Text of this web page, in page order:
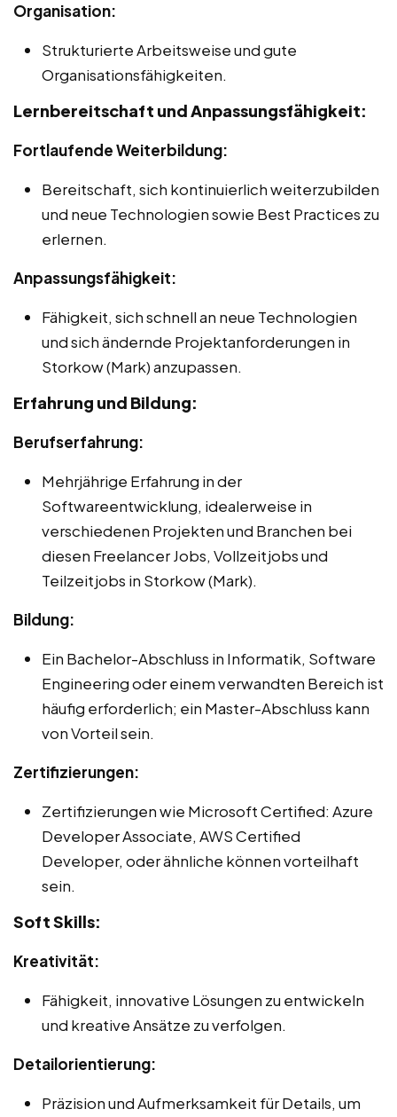
Organisation:
Strukturierte Arbeitsweise und gute
Organisationsfähigkeiten.
Lernbereitschaft und Anpassungsfähigkeit:
Fortlaufende Weiterbildung:
Bereitschaft, sich kontinuierlich weiterzubilden
und neue Technologien sowie Best Practices zu
erlernen.
Anpassungsfähigkeit:
Fähigkeit, sich schnell an neue Technologien
und sich ändernde Projektanforderungen in
Storkow (Mark) anzupassen.
Erfahrung und Bildung:
Berufserfahrung:
Mehrjährige Erfahrung in der
Softwareentwicklung, idealerweise in
verschiedenen Projekten und Branchen bei
diesen Freelancer Jobs, Vollzeitjobs und
Teilzeitjobs in Storkow (Mark).
Bildung:
Ein Bachelor-Abschluss in Informatik, Software
Engineering oder einem verwandten Bereich ist
häufig erforderlich; ein Master-Abschluss kann
von Vorteil sein.
Zertifizierungen:
Zertifizierungen wie Microsoft Certified: Azure
Developer Associate, AWS Certified
Developer, oder ähnliche können vorteilhaft
sein.
Soft Skills:
Kreativität:
Fähigkeit, innovative Lösungen zu entwickeln
und kreative Ansätze zu verfolgen.
Detailorientierung:
Präzision und Aufmerksamkeit für Details, um